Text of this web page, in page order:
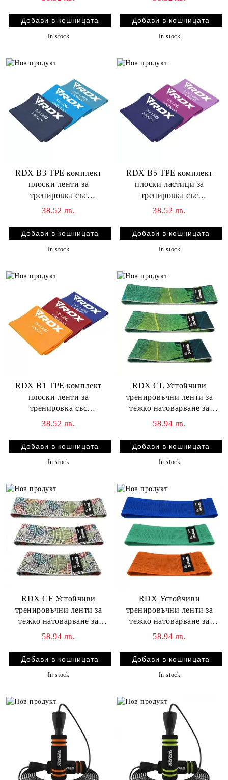
In stock In stock
RDX B3 TPE комплект
плоски ленти за
тренировка със
съпротивление
38.52 лв.
In stock
RDX B5 TPE комплект
плоски ластици за
тренировка със
съпротивление
38.52 лв.
In stock
RDX B1 TPE комплект
плоски ленти за
тренировка със
съпротивление
38.52 лв.
In stock
RDX CL Устойчиви
тренировъчни ленти за
тежко натоварване за
фитнес
58.94 лв.
In stock
RDX CF Устойчиви
тренировъчни ленти за
тежко натоварване за
фитнес
58.94 лв.
In stock
RDX Устойчиви
тренировъчни ленти за
тежко натоварване за
фитнес
58.94 лв.
In stock